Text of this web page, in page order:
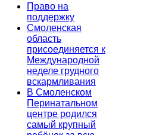
Право на
поддержку
Смоленская
область
присоединяется к
Международной
неделе грудного
вскармливания
В Смоленском
Перинатальном
центре родился
самый крупный